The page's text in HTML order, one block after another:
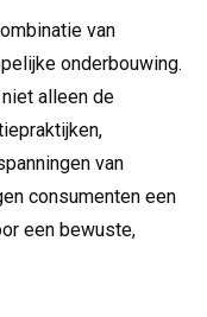
van
onderbouwing.
alleen de
van
consumenten een
een bewuste,